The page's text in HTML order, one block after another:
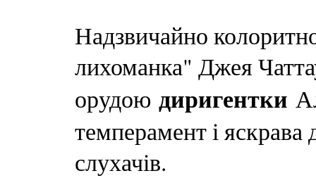
Надзвичайно
лихоманка" Джея
орудою диригентки
темперамент і яскрава
слухачів.